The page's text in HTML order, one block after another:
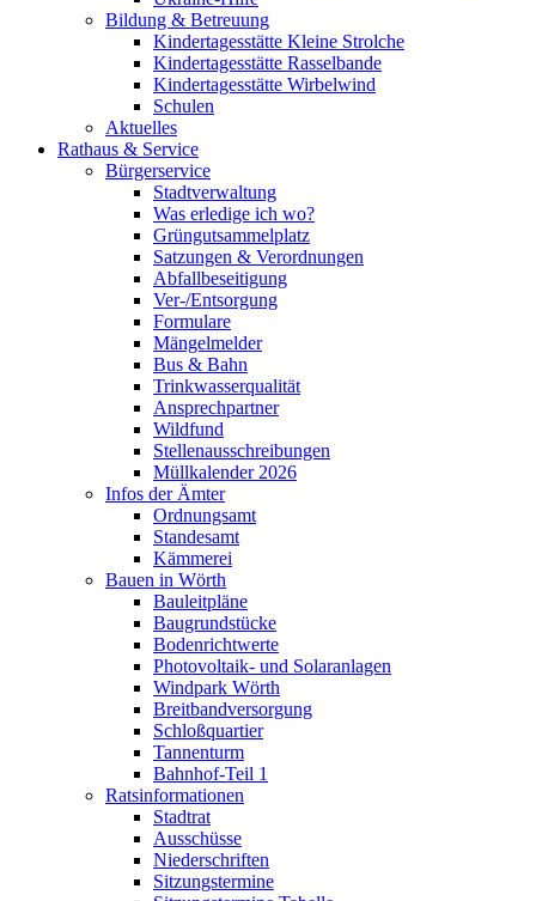
Bildung & Betreuung
Kindertagesstätte Kleine Strolche
Kindertagesstätte Rasselbande
Kindertagesstätte Wirbelwind
Schulen
Aktuelles
Rathaus & Service
Bürgerservice
Stadtverwaltung
Was erledige ich wo?
Grüngutsammelplatz
Satzungen & Verordnungen
Abfallbeseitigung
Ver-/Entsorgung
Formulare
Mängelmelder
Bus & Bahn
Trinkwasserqualität
Ansprechpartner
Wildfund
Stellenausschreibungen
Müllkalender 2026
Infos der Ämter
Ordnungsamt
Standesamt
Kämmerei
Bauen in Wörth
Bauleitpläne
Baugrundstücke
Bodenrichtwerte
Photovoltaik- und Solaranlagen
Windpark Wörth
Breitbandversorgung
Schloßquartier
Tannenturm
Bahnhof-Teil 1
Ratsinformationen
Stadtrat
Ausschüsse
Niederschriften
Sitzungstermine